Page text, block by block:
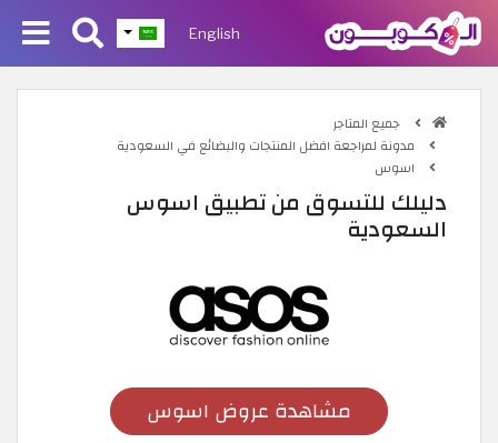
English
جميع المتاجر
مدونة لمراجعة افضل المنتجات والبضائع في السعودية
اسوس
دليلك للتسوق من تطبيق اسوس
السعودية
مشاهدة عروض اسوس